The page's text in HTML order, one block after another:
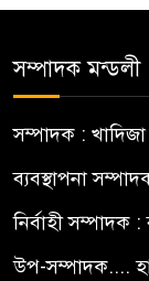
সম্পাদক মন্ডলী
সম্পাদক : খাদিজা
ব্যবস্থাপনা
নির্বাহী সম্পাদক
উপ-সম্পাদক....